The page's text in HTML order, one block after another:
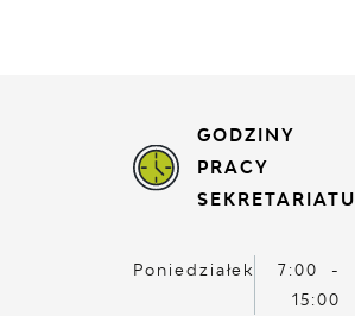
GODZINY
PRACY
SEKRETARIATU
Poniedziałek
7:00 -
15:00